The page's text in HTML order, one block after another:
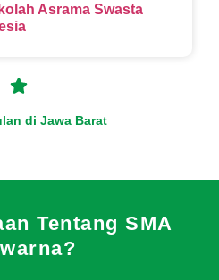
Asrama Swasta
di Jawa Barat
Tentang SMA